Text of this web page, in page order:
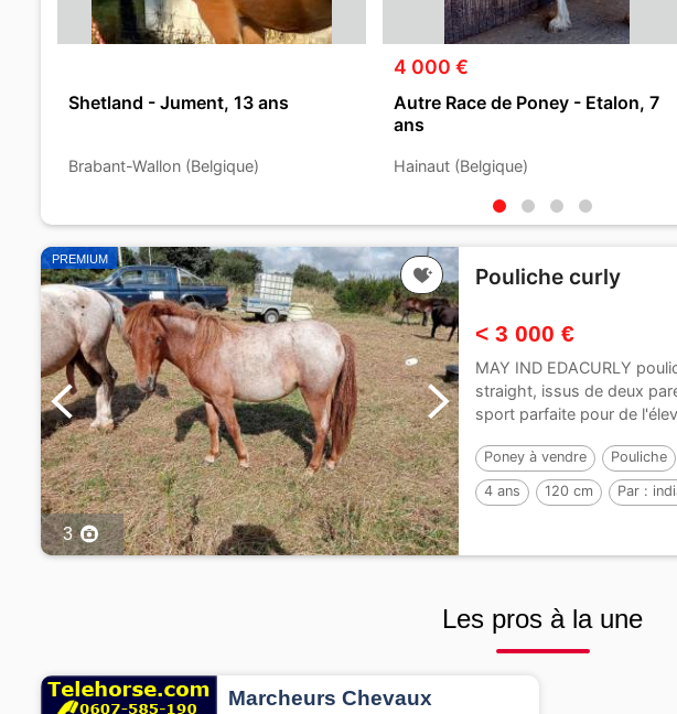
Shetland - Jument, 13 ans
Brabant-Wallon (Belgique)
4 000 €
Autre Race de Poney - Etalon, 7
ans
Hainaut (Belgique)
PREMIUM
3
Pouliche curly
< 3 000 €
MAY IND EDACURLY
straight, issus de deux
sport parfaite pour de
Poney à vendre Pouliche
4 ans 120 cm Par :
Les pros à la une
Marcheurs Chevaux